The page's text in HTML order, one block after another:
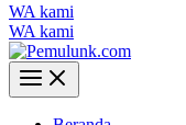
WA kami
WA kami